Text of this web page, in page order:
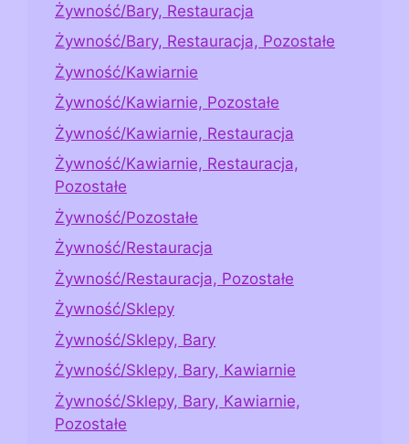
Żywność/Bary, Restauracja
Żywność/Bary, Restauracja, Pozostałe
Żywność/Kawiarnie
Żywność/Kawiarnie, Pozostałe
Żywność/Kawiarnie, Restauracja
Żywność/Kawiarnie, Restauracja,
Pozostałe
Żywność/Pozostałe
Żywność/Restauracja
Żywność/Restauracja, Pozostałe
Żywność/Sklepy
Żywność/Sklepy, Bary
Żywność/Sklepy, Bary, Kawiarnie
Żywność/Sklepy, Bary, Kawiarnie,
Pozostałe